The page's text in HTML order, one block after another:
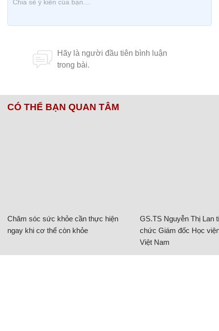
CÓ THỂ BẠN QUAN TÂM
Chăm sóc sức khỏe cần thực hiện
ngay khi cơ thể còn khỏe
GS.TS Nguyễn Thị Lan
chức Giám đốc Học
Việt Nam